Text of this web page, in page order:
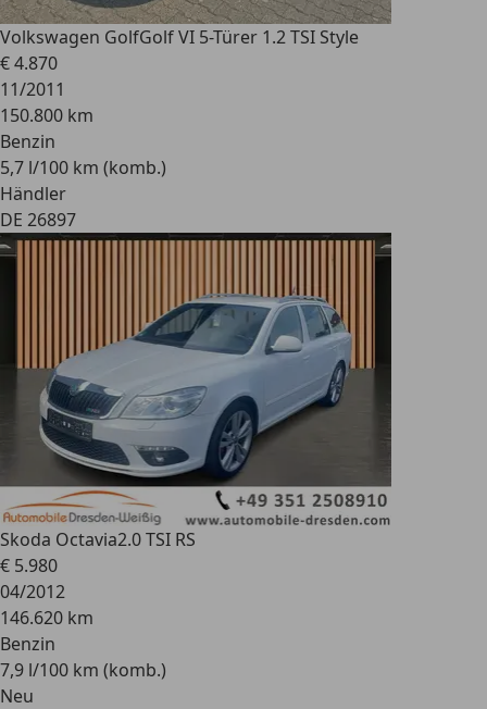
Volkswagen GolfGolf VI 5-Türer 1.2 TSI Style
€ 4.870
11/2011
150.800 km
Benzin
5,7 l/100 km (komb.)
Händler
DE 26897
Skoda Octavia2.0 TSI RS
€ 5.980
04/2012
146.620 km
Benzin
7,9 l/100 km (komb.)
Neu